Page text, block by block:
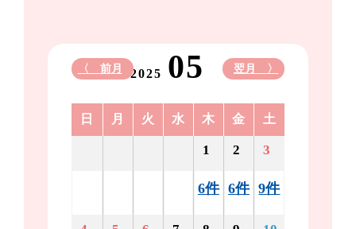
2025 05
〈 前月 翌月 〉
日 月 火 水 木 金 土
1
6件
2
6件
3
9件